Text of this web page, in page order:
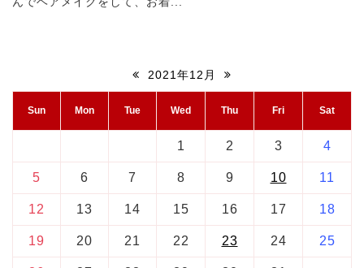
2021年12月
Sun Mon Tue Wed Thu Fri Sat
1 2 3 4
5 6 7 8 9 10 11
12 13 14 15 16 17 18
19 20 21 22 23 24 25